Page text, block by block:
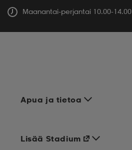
Maanantai-perjantai 10.00-14.00
Apua ja tietoa
Lisää Stadium